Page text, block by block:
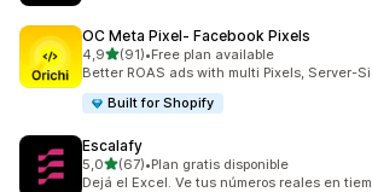
OC Meta Pixel‑ Facebook Pixels
4,9/ 5 tähteä
(91)
91 arvostelua yhteensä
•Free plan available
Better ROAS ads with multi Pixels, Server-
Built for Shopify
Escalafy
5,0/ 5 tähteä
(67)
67 arvostelua yhteensä
•Plan gratis disponible
Dejá el Excel. Ve tus números reales en